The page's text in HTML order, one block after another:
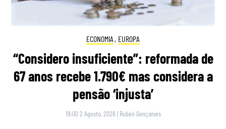
ECONOMIA , EUROPA
“Considero insuficiente”: reformada de
67 anos recebe 1.790€ mas considera a
pensão ‘injusta’
18:00 2 Agosto, 2026 | Rubén Gonçalves